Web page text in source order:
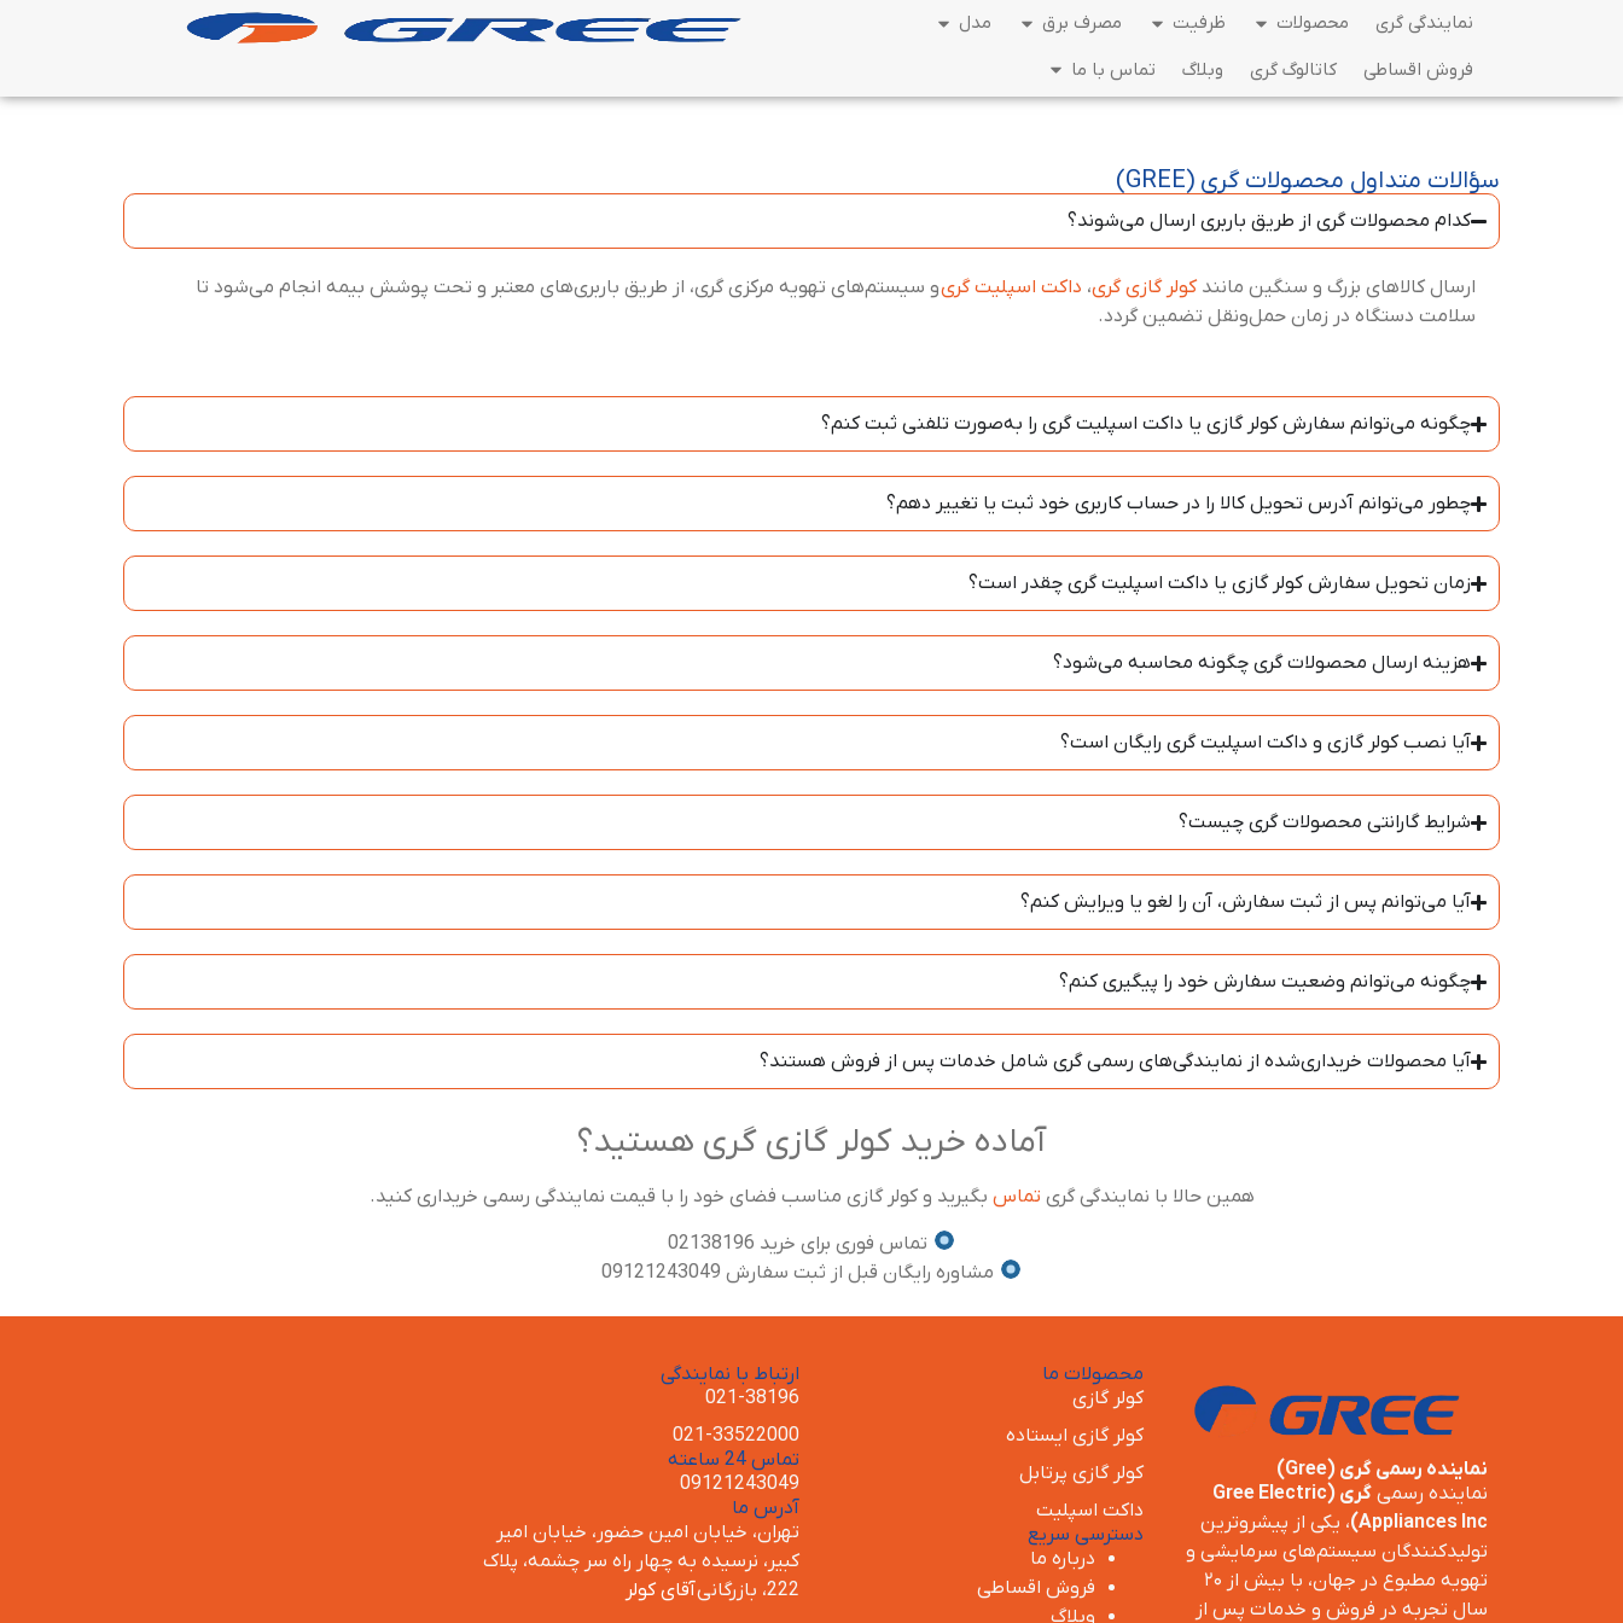
نمایندگی گری محصولات ظرفیت مصرف برق
مدل
فروش اقساطی
کاتالوگ گری وبلاگ تماس با ما
سؤالات متداول محصولات گری (GREE)
کدام محصولات گری از طریق باربری ارسال می‌شوند؟
ارسال کالاهای بزرگ و سنگین مانندکولر گازی گری، داکت اسپلیت گریو سیستم‌های تهویه مرکزی گری، از طریق باربری‌های معتبر و تحت پوشش بیمه انجام می‌شود تا
سلامت دستگاه در زمان حمل‌ونقل تضمین گردد.
چگونه می‌توانم سفارش کولر گازی یا داکت اسپلیت گری را به‌صورت تلفنی ثبت کنم؟
چطور می‌توانم آدرس تحویل کالا را در حساب کاربری خود ثبت یا تغییر دهم؟
زمان تحویل سفارش کولر گازی یا داکت اسپلیت گری چقدر است؟
هزینه ارسال محصولات گری چگونه محاسبه می‌شود؟
آیا نصب کولر گازی و داکت اسپلیت گری رایگان است؟
شرایط گارانتی محصولات گری چیست؟
آیا می‌توانم پس از ثبت سفارش، آن را لغو یا ویرایش کنم؟
چگونه می‌توانم وضعیت سفارش خود را پیگیری کنم؟
آیا محصولات خریداری‌شده از نمایندگی‌های رسمی گری شامل خدمات پس از فروش هستند؟
آماده خرید کولر گازی گری هستید؟
همین حالا با نمایندگی گری تماس بگیرید و کولر گازی مناسب فضای خود را با قیمت نمایندگی رسمی خریداری کنید.
تماس فوری برای خرید 02138196
مشاوره رایگان قبل از ثبت سفارش 09121243049
نماینده رسمی گری (Gree)
نماینده رسمی
گری (Gree Electric
Appliances Inc) ، یکی از پیشروترین
تولیدکنندگان سیستم‌های سرمایشی و
تهویه مطبوع در جهان، با بیش از ۲۰
سال تجربه در فروش و خدمات پس از
محصولات ما
کولر گازی
کولر گازی ایستاده
کولر گازی پرتابل
داکت اسپلیت
دسترسی سریع
درباره ما
فروش اقساطی
وبلاگ
ارتباط با نمایندگی
021-38196
021-33522000
تماس 24 ساعته
09121243049
آدرس ما
تهران، خیابان امین حضور، خیابان امیر
کبیر، نرسیده به چهار راه سر چشمه، پلاک
222، بازرگانی
آقای کولر